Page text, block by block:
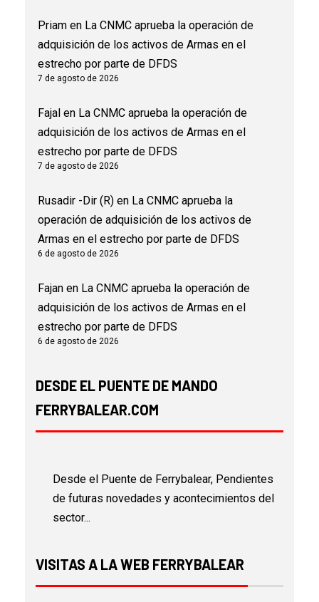
Priam en La CNMC aprueba la operación de
adquisición de los activos de Armas en el
estrecho por parte de DFDS
7 de agosto de 2026
Fajal en La CNMC aprueba la operación de
adquisición de los activos de Armas en el
estrecho por parte de DFDS
7 de agosto de 2026
Rusadir -Dir (R) en La CNMC aprueba la
operación de adquisición de los activos de
Armas en el estrecho por parte de DFDS
6 de agosto de 2026
Fajan en La CNMC aprueba la operación de
adquisición de los activos de Armas en el
estrecho por parte de DFDS
6 de agosto de 2026
DESDE EL PUENTE DE MANDO
FERRYBALEAR.COM
Desde el Puente de Ferrybalear, Pendientes
de futuras novedades y acontecimientos del
sector...
VISITAS A LA WEB FERRYBALEAR